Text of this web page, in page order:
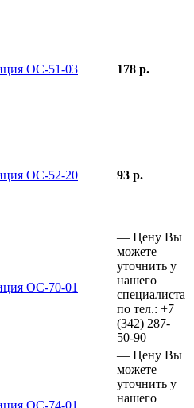
ОС-51-03 178 р.
ОС-52-20 93 р.
ОС-70-01
— Цену Вы
можете
уточнить у
нашего
специалиста
по тел.: +7
(342) 287-
50-90
ОС-74-01
— Цену Вы
можете
уточнить у
нашего